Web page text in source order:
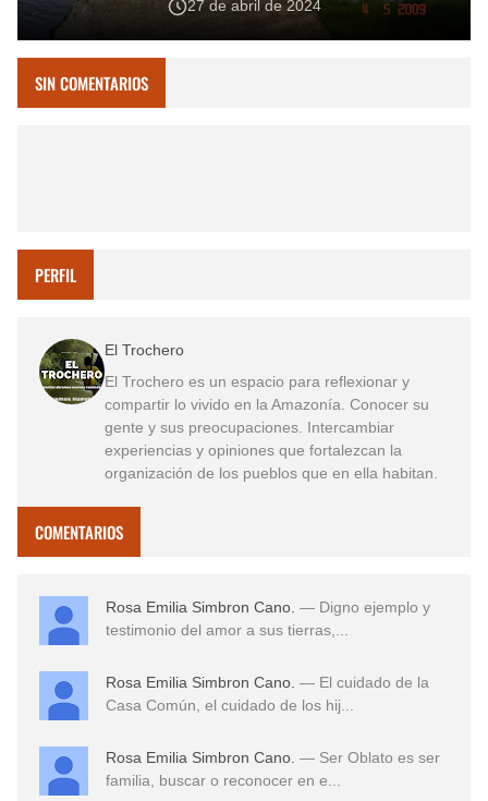
27 de abril de 2024
SIN COMENTARIOS
PERFIL
El Trochero
El Trochero es un espacio para reflexionar y
compartir lo vivido en la Amazonía. Conocer su
gente y sus preocupaciones. Intercambiar
experiencias y opiniones que fortalezcan la
organización de los pueblos que en ella habitan.
COMENTARIOS
Rosa Emilia Simbron Cano. — Digno ejemplo y
testimonio del amor a sus tierras,...
Rosa Emilia Simbron Cano. — El cuidado de la
Casa Común, el cuidado de los hij...
Rosa Emilia Simbron Cano. — Ser Oblato es ser
familia, buscar o reconocer en e...